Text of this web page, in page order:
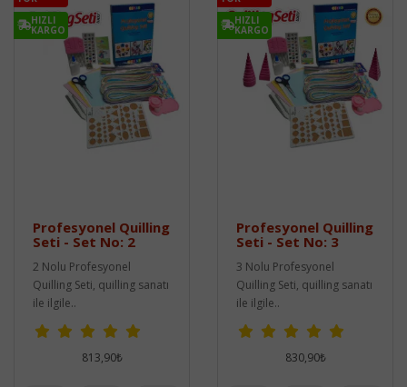
HIZLI
KARGO
Profesyonel Quilling
Seti - Set No: 2
2 Nolu Profesyonel
Quilling Seti, quilling sanatı
ile ilgile..
813,90₺
HIZLI
KARGO
Profesyonel Quilling
Seti - Set No: 3
3 Nolu Profesyonel
Quilling Seti, quilling sanatı
ile ilgile..
830,90₺